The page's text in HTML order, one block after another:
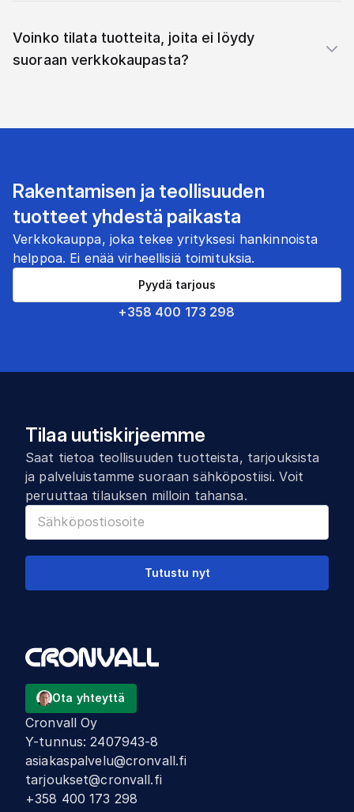
Voinko tilata tuotteita, joita ei löydy
suoraan verkkokaupasta?
Rakentamisen ja teollisuuden
tuotteet yhdestä paikasta
Verkkokauppa, joka tekee yrityksesi hankinnoista
helppoa. Ei enää virheellisiä toimituksia.
+358 400 173 298
Pyydä tarjous
Tilaa uutiskirjeemme
Saat tietoa teollisuuden tuotteista, tarjouksista
ja palveluistamme suoraan sähköpostiisi. Voit
peruuttaa tilauksen milloin tahansa.
Tutustu nyt
Ota yhteyttä
Cronvall Oy
Y-tunnus:2407943-8
asiakaspalvelu@cronvall.fi
tarjoukset@cronvall.fi
+358 400 173 298